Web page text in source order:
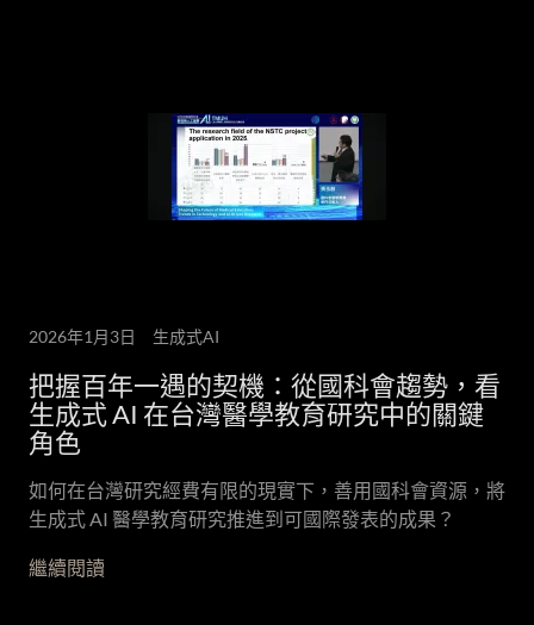
2026年1月3日 生成式AI
把握百年一遇的契機：從國科會趨勢，看
生成式 AI 在台灣醫學教育研究中的關鍵
角色
如何在台灣研究經費有限的現實下，善用國科會資源，將
生成式 AI 醫學教育研究推進到可國際發表的成果？
繼續閱讀